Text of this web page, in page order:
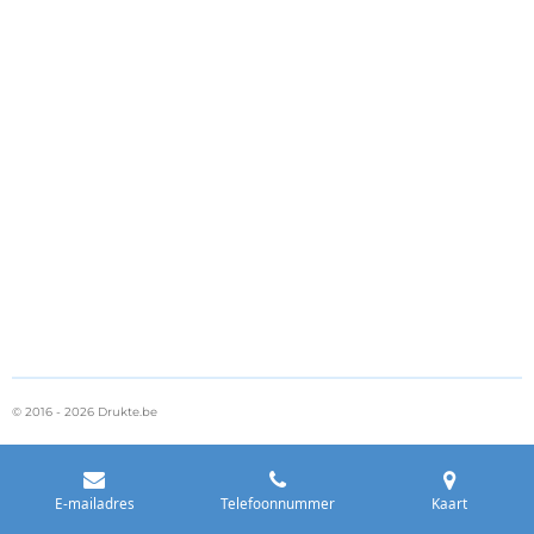
© 2016 - 2026 Drukte.be
E-mailadres Telefoonnummer Kaart